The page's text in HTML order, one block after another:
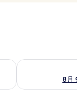
8月
查看明天 (8月 9 -